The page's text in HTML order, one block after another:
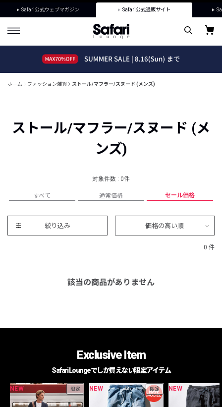
Safari公式ウェブマガジン Safari公式通販サイト
ホーム ファッション雑貨 ストール/マフラー/スヌード (メンズ)
ストール/マフラー/スヌード (メ
ンズ)
対象件数 : 0件
すべて 通常価格 セール価格
絞り込み 価格の高い順
0 件
該当の商品がありません
Exclusive Item
Safari Loungeでしか買えない限定アイテム
NEW 限定 NEW 限定 NEW